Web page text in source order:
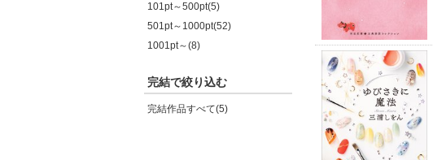
101pt～500pt(5)
501pt～1000pt(52)
1001pt～(8)
完結で絞り込む
完結作品すべて(5)